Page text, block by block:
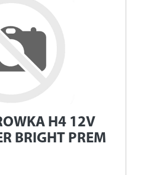
H4 12V
BRIGHT PREM